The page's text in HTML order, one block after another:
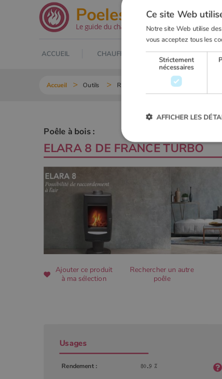
Poeles .net
Le guide du chauffage au bois
ACCUEIL CHAUFFAGE AU BOIS POELE
Accueil Outils Recherche Poêle à bois ELARA
Poêle à bois :
ELARA 8 DE FRANCE TURBO
Ajouter ce produit
à ma sélection
Rechercher un autre
poêle
Usages
Rendement :
Ce site Web
Notre site Web utilise
vous acceptez tous les
Strictement
nécessaires
AFFICHER LES
Les cookies strictement
Nom
Nom